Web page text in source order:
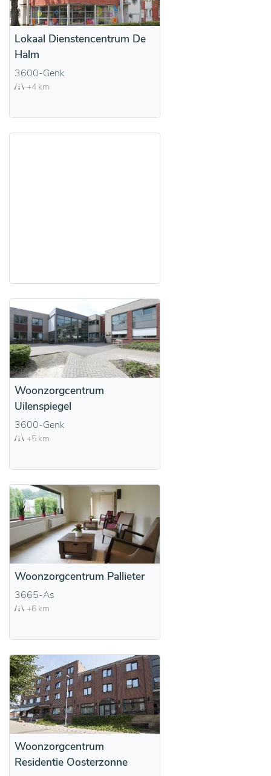
Lokaal Dienstencentrum De
Halm
3600-Genk
+4 km
Woonzorgcentrum
Uilenspiegel
3600-Genk
+5 km
Woonzorgcentrum Pallieter
3665-As
+6 km
Woonzorgcentrum
Residentie Oosterzonne